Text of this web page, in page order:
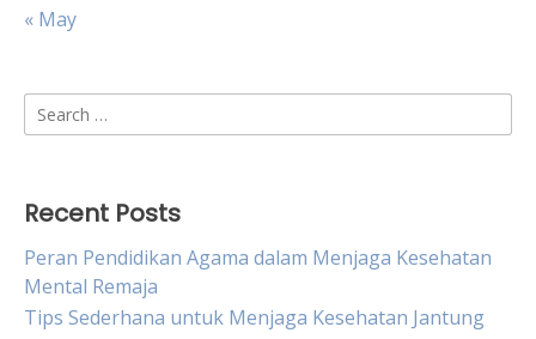
« May
Search
for:
Recent Posts
Peran Pendidikan Agama dalam Menjaga Kesehatan
Mental Remaja
Tips Sederhana untuk Menjaga Kesehatan Jantung